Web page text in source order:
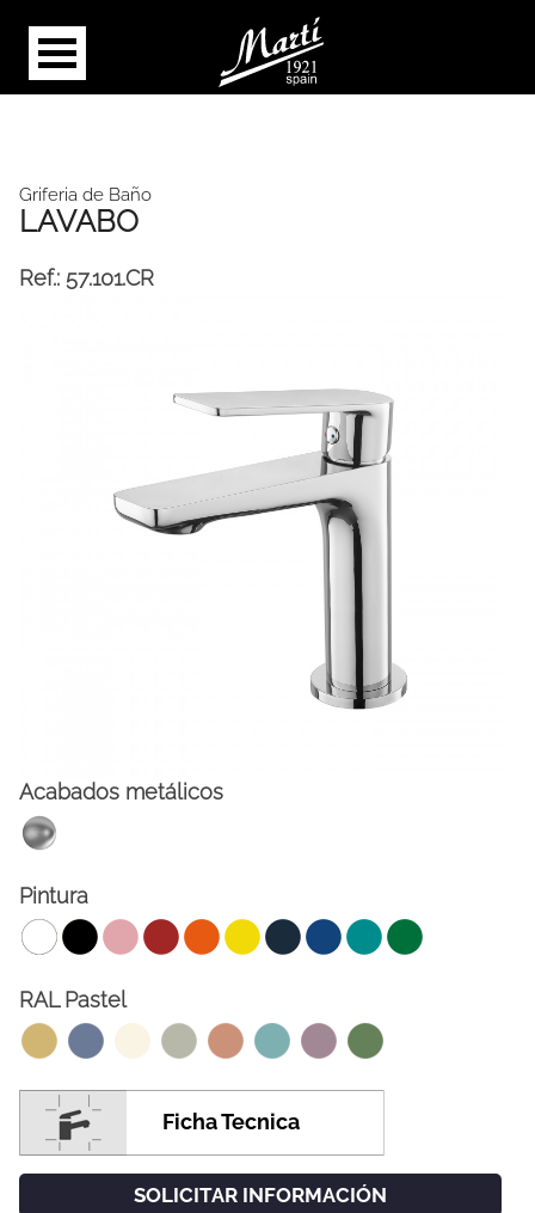
CAT ESP ENG FRA
Griferia de Baño
LAVABO
Ref.: 57.101.CR
Acabados metálicos
Pintura
RAL Pastel
Ficha Tecnica
SOLICITAR INFORMACIÓN